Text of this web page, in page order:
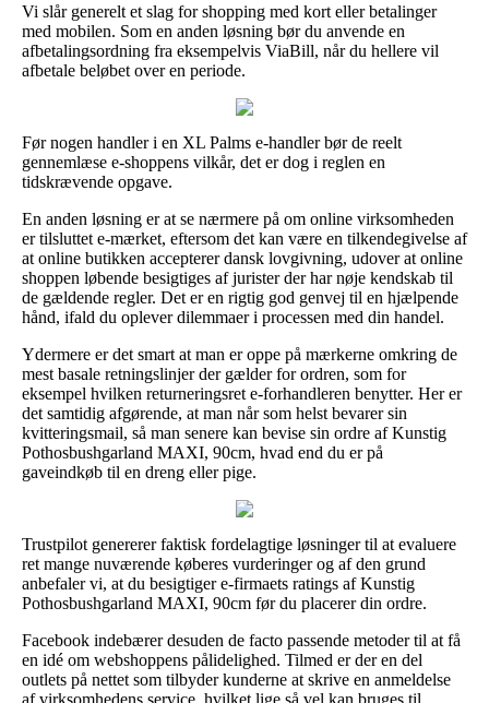
Vi slår generelt et slag for shopping med kort eller betalinger
med mobilen. Som en anden løsning bør du anvende en
afbetalingsordning fra eksempelvis ViaBill, når du hellere vil
afbetale beløbet over en periode.
Før nogen handler i en XL Palms e-handler bør de reelt
gennemlæse e-shoppens vilkår, det er dog i reglen en
tidskrævende opgave.
En anden løsning er at se nærmere på om online virksomheden
er tilsluttet e-mærket, eftersom det kan være en tilkendegivelse af
at online butikken accepterer dansk lovgivning, udover at online
shoppen løbende besigtiges af jurister der har nøje kendskab til
de gældende regler. Det er en rigtig god genvej til en hjælpende
hånd, ifald du oplever dilemmaer i processen med din handel.
Ydermere er det smart at man er oppe på mærkerne omkring de
mest basale retningslinjer der gælder for ordren, som for
eksempel hvilken returneringsret e-forhandleren benytter. Her er
det samtidig afgørende, at man når som helst bevarer sin
kvitteringsmail, så man senere kan bevise sin ordre af Kunstig
Pothosbushgarland MAXI, 90cm, hvad end du er på
gaveindkøb til en dreng eller pige.
Trustpilot genererer faktisk fordelagtige løsninger til at evaluere
ret mange nuværende køberes vurderinger og af den grund
anbefaler vi, at du besigtiger e-firmaets ratings af Kunstig
Pothosbushgarland MAXI, 90cm før du placerer din ordre.
Facebook indebærer desuden de facto passende metoder til at få
en idé om webshoppens pålidelighed. Tilmed er der en del
outlets på nettet som tilbyder kunderne at skrive en anmeldelse
af virksomhedens service, hvilket lige så vel kan bruges til